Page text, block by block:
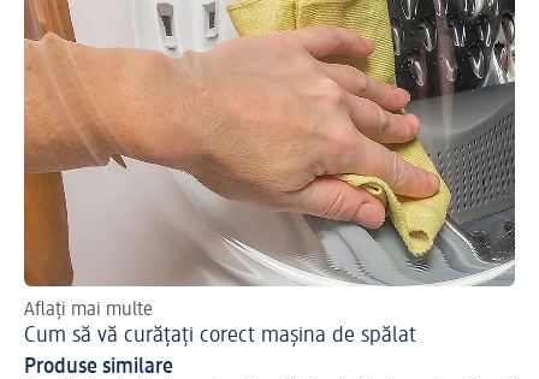
Aflați mai multe
Cum să vă curățați corect mașina de spălat
Produse similare